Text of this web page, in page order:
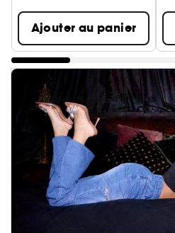
Ajouter au panier